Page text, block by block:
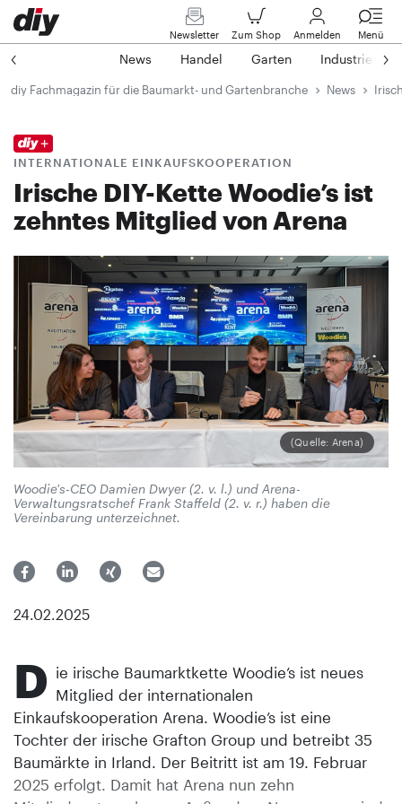
Newsletter Zum Shop Anmelden Menü
News Handel Garten Industrie
diy Fachmagazin für die Baumarkt- und Gartenbranche News
INTERNATIONALE EINKAUFSKOOPERATION
Irische DIY-Kette Woodie’s ist
zehntes Mitglied von Arena
(Quelle: Arena)
Woodie's-CEO Damien Dwyer (2. v. l.) und Arena-
Verwaltungsratschef Frank Staffeld (2. v. r.) haben die
Vereinbarung unterzeichnet.
24.02.2025
D ie irische Baumarktkette Woodie’s ist neues
Mitglied der internationalen
Einkaufskooperation Arena. Woodie’s ist eine
Tochter der irische Grafton Group und betreibt 35
Baumärkte in Irland. Der Beitritt ist am 19. Februar
2025 erfolgt. Damit hat Arena nun zehn